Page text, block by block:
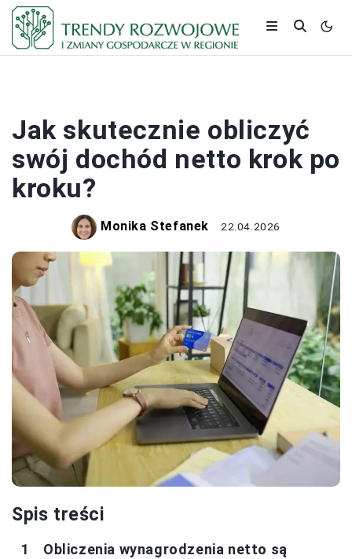
Jak skutecznie obliczyć
swój dochód netto krok po
kroku?
Monika Stefanek 22.04.2026
Spis treści
Obliczenia wynagrodzenia netto są